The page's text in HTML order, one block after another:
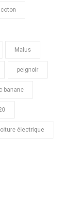
coton
Malus
peignoir
banane
électrique